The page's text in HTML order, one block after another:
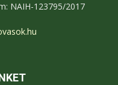
NAIH-123795/2017